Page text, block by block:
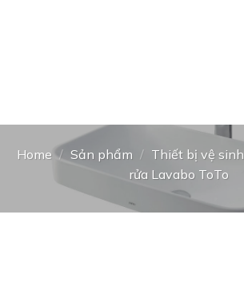
Home / Sản phẩm / Thiết bị vệ sinh
rửa Lavabo ToTo